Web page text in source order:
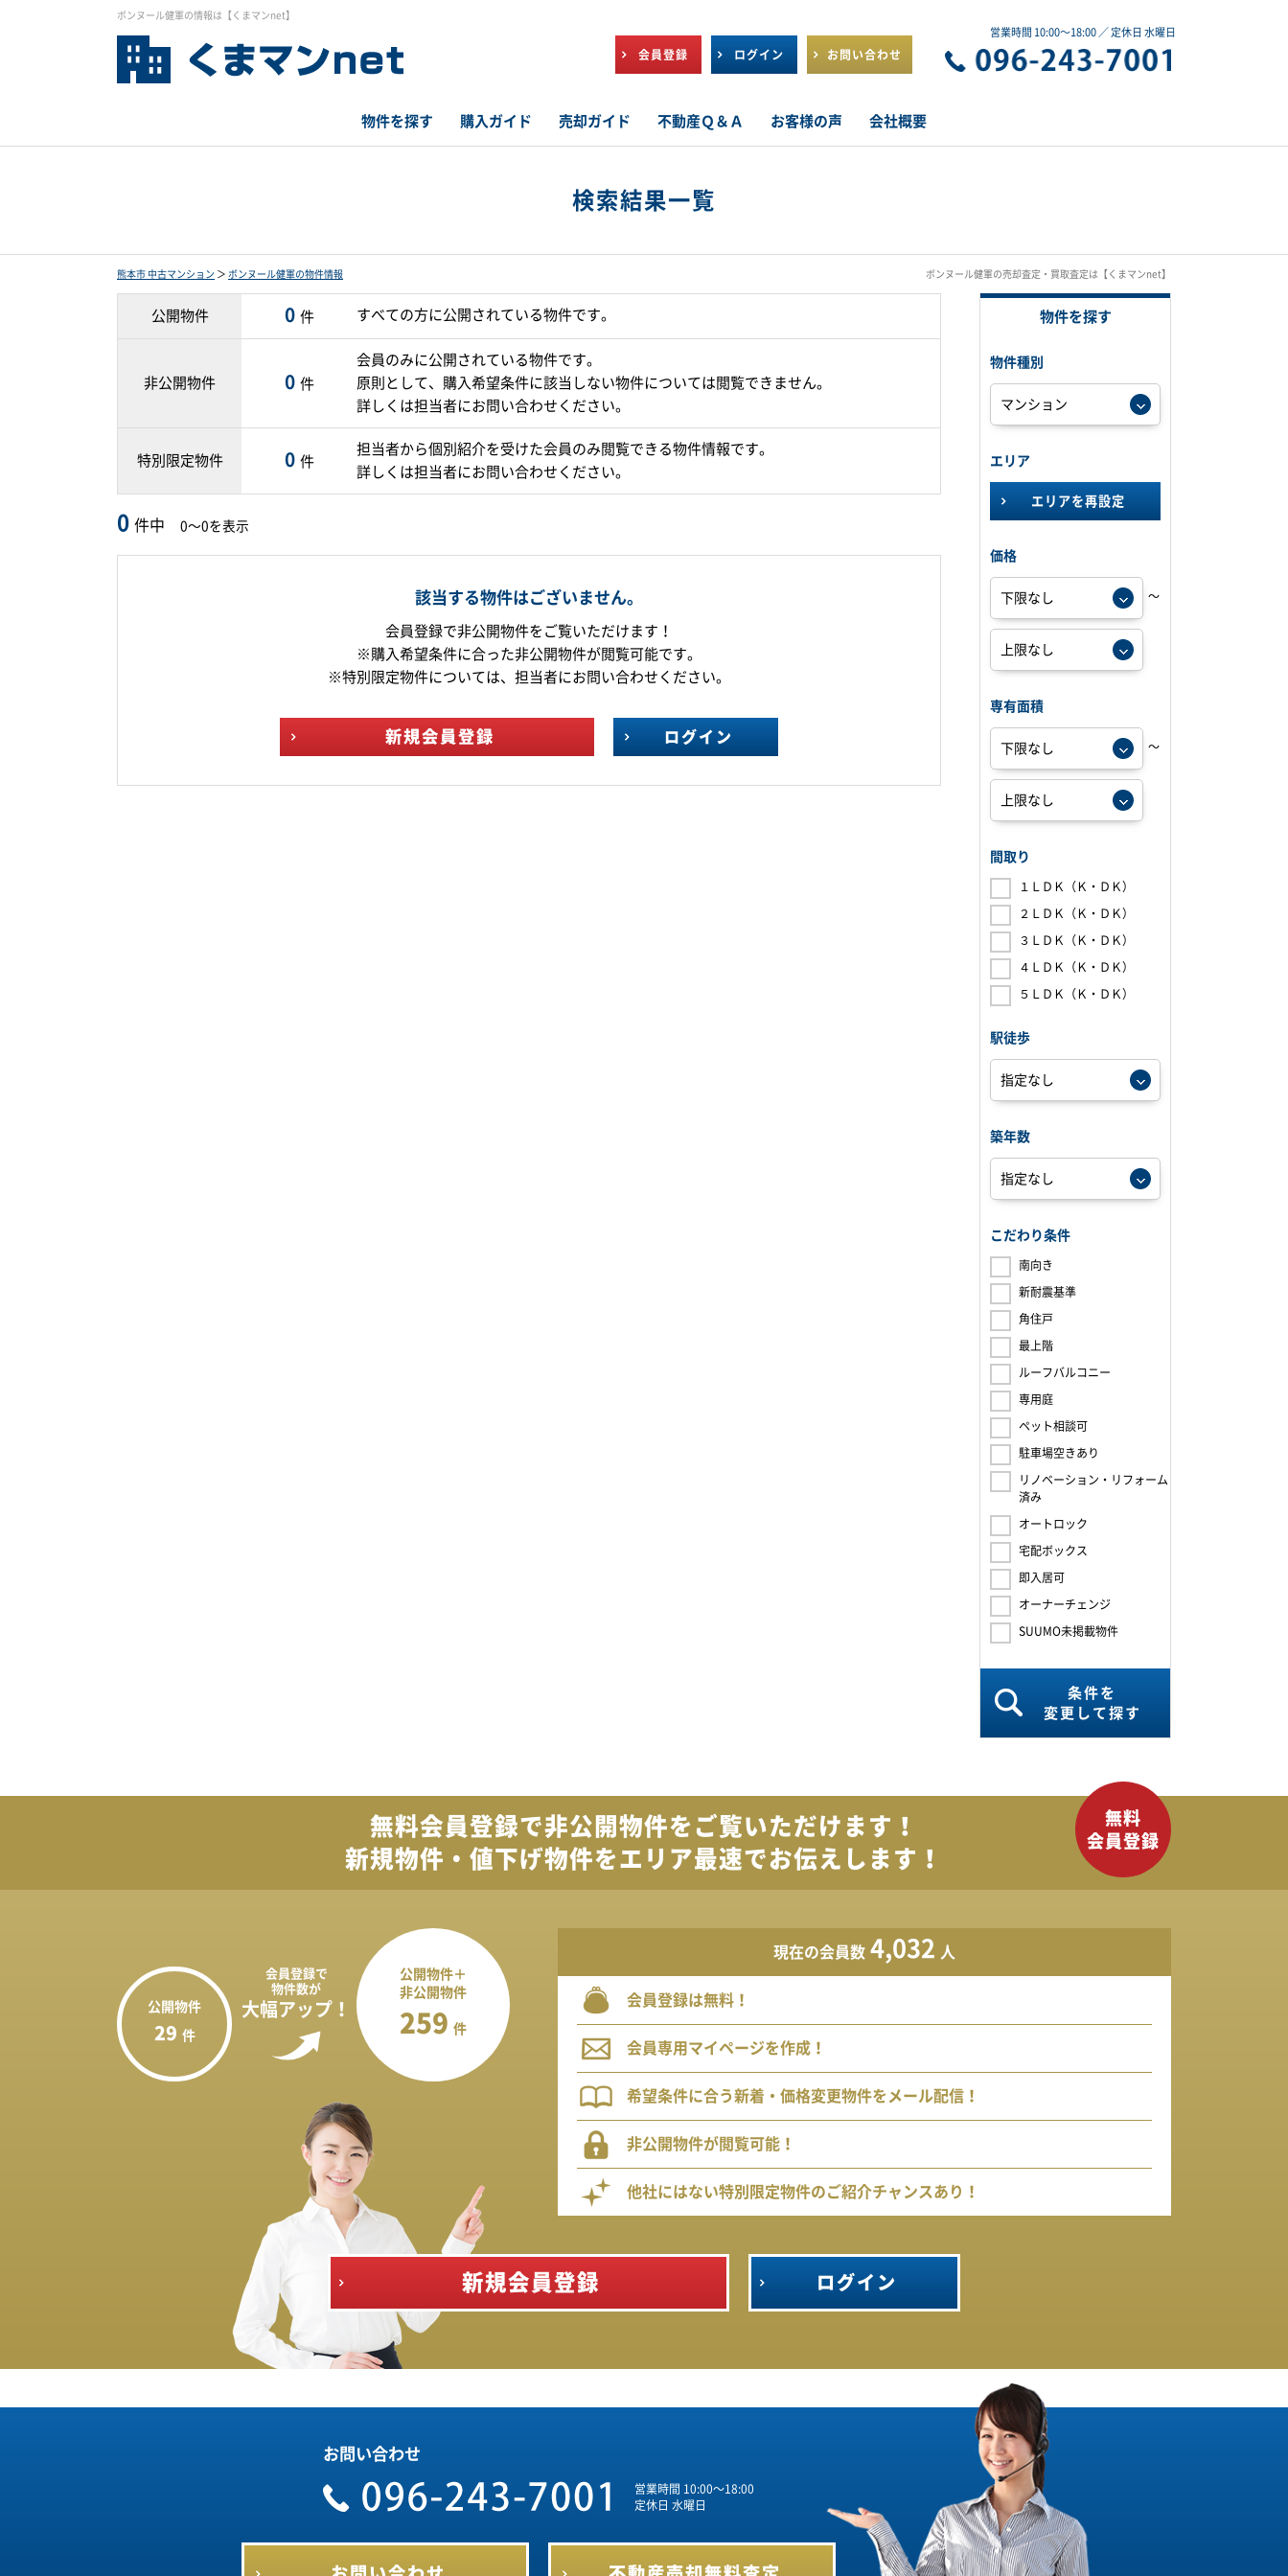
ボンヌール健軍の情報は【くまマンnet】
会員登録 ログイン お問い合わせ
営業時間 10:00～18:00 ／ 定休日 水曜日
物件を探す 購入ガイド 売却ガイド 不動産Ｑ＆Ａ お客様の声 会社概要
検索結果一覧
熊本市 中古マンション ＞ ボンヌール健軍の物件情報 ボンヌール健軍の売却査定・買取査定は【くまマンnet】
公開物件 0 件 すべての方に公開されている物件です。
非公開物件 0 件
会員のみに公開されている物件です。
原則として、購入希望条件に該当しない物件については閲覧できません。
詳しくは担当者にお問い合わせください。
特別限定物件 0 件
担当者から個別紹介を受けた会員のみ閲覧できる物件情報です。
詳しくは担当者にお問い合わせください。
0 件中 0～0を表示
該当する物件はございません。
会員登録で非公開物件をご覧いただけます！
※購入希望条件に合った非公開物件が閲覧可能です。
※特別限定物件については、担当者にお問い合わせください。
新規会員登録 ログイン
物件を探す
物件種別
エリア
エリアを再設定
価格
～
専有面積
～
間取り
１ＬＤＫ（Ｋ・ＤＫ）
２ＬＤＫ（Ｋ・ＤＫ）
３ＬＤＫ（Ｋ・ＤＫ）
４ＬＤＫ（Ｋ・ＤＫ）
５ＬＤＫ（Ｋ・ＤＫ）
駅徒歩
築年数
こだわり条件
南向き
新耐震基準
角住戸
最上階
ルーフバルコニー
専用庭
ペット相談可
駐車場空きあり
リノベーション・リフォーム
済み
オートロック
宅配ボックス
即入居可
オーナーチェンジ
SUUMO未掲載物件
条件を
変更して探す
無料会員登録で非公開物件を ご覧いただけます！
新規物件・値下げ物件をエリア最速でお伝えします！
会員登録で
物件数が
大幅アップ！
公開物件
29 件
公開物件＋
非公開物件
259 件
現在の会員数 4,032 人
会員登録は無料！
会員専用マイページを作成！
希望条件に合う新着・価格変更物件をメール配信！
非公開物件が閲覧可能！
他社にはない特別限定物件のご紹介チャンスあり！
新規会員登録 ログイン
お問い合わせ
営業時間 10:00～18:00
定休日 水曜日